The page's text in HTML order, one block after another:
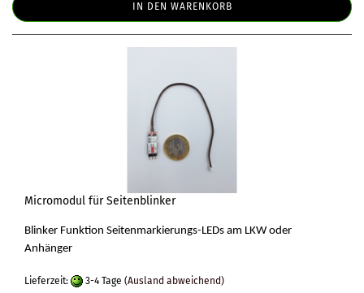
IN DEN WARENKORB
Micromodul für Seitenblinker
Blinker Funktion Seitenmarkierungs-LEDs am LKW oder
Anhänger
Lieferzeit: 3-4 Tage (Ausland abweichend)